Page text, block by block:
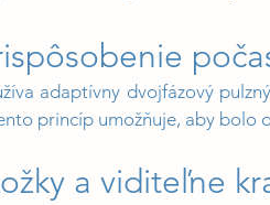
adaptívny dvojfázový
princíp umožňuje, aby
a viditeľne